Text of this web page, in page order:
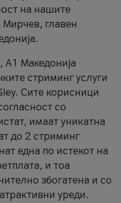
на нашите
Мирчев, главен
А1 Македонија
стриминг услуги
Сите корисници
со
имаат уникатна
до 2 стриминг
една по истекот на
и тоа
збогатена и со
уреди.